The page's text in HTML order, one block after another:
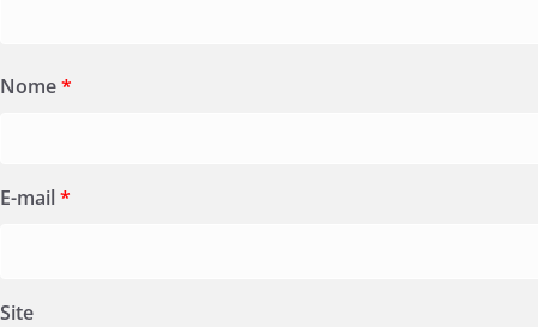
Nome*
E-mail*
Site